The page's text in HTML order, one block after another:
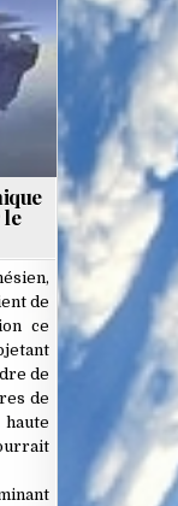
le
de
ce
de
de